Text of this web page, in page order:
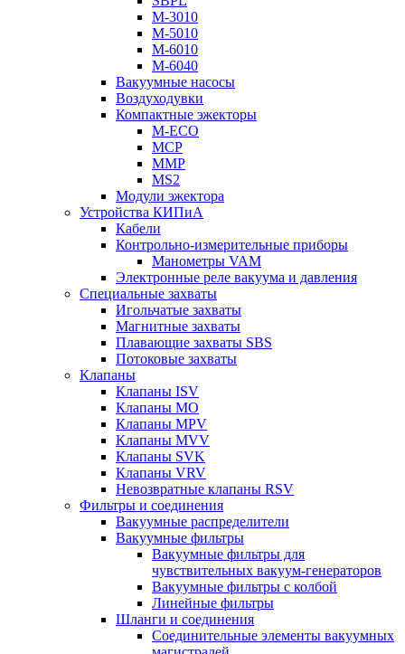
M-3010
M-5010
M-6010
M-6040
Вакуумные насосы
Воздуходувки
Компактные эжекторы
M-ECO
MCP
MMP
MS2
Модули эжектора
Устройства КИПиА
Кабели
Контрольно-измерительные приборы
Манометры VAM
Электронные реле вакуума и давления
Специальные захваты
Игольчатые захваты
Магнитные захваты
Плавающие захваты SBS
Потоковые захваты
Клапаны
Клапаны ISV
Клапаны MO
Клапаны MPV
Клапаны MVV
Клапаны SVK
Клапаны VRV
Невозвратные клапаны RSV
Фильтры и соединения
Вакуумные распределители
Вакуумные фильтры
Вакуумные фильтры для
чувствительных вакуум-генераторов
Вакуумные фильтры с колбой
Линейные фильтры
Шланги и соединения
Соединительные элементы вакуумных